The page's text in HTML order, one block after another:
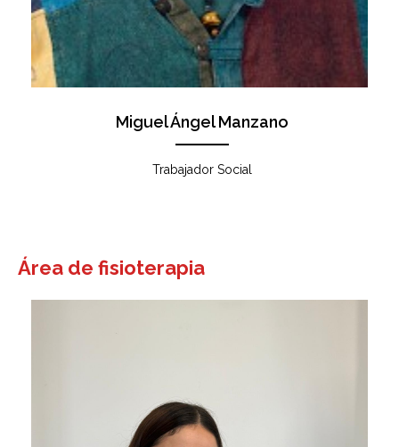
Miguel Ángel Manzano
Trabajador Social
Área de fisioterapia